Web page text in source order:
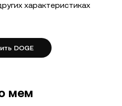
характеристиках
DOGE
мем